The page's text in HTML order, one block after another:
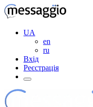
UA
en
ru
Вхід
Реєстрація